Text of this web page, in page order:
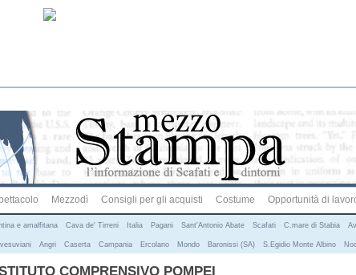
Mezzodì Consigli per gli acquisti Costume Opportunità di
e amalfitana Cava de' Tirreni Italia Pagani Sant'Antonio Abate Scafati C.mare di Stabia
Angri Caserta Campania Ercolano Mondo Baronissi (SA) S.Egidio Monte Albino
COMPRENSIVO POMPEI